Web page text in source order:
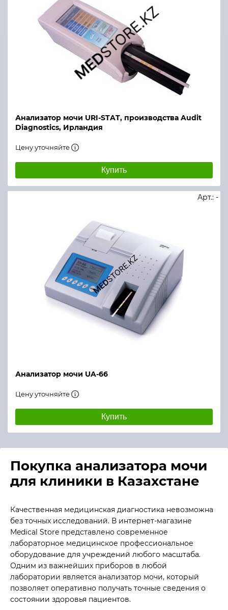
Анализатор мочи URI-STAT, производства Audit
Diagnostics, Ирландия
Цену уточняйте
Купить
Анализатор мочи UA-66
Арт.: -
Цену уточняйте
Купить
Покупка анализатора мочи
для клиники в Казахстане
Качественная медицинская диагностика невозможна
без точных исследований. В интернет-магазине
Medical Store представлено современное
лабораторное медицинское профессиональное
оборудование для учреждений любого масштаба.
Одним из важнейших приборов в любой
лаборатории является анализатор мочи, который
позволяет оперативно получать точные сведения о
состоянии здоровья пациентов.